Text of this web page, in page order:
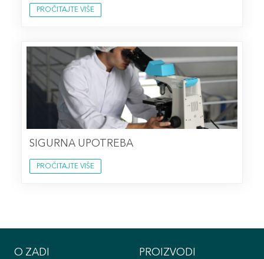
PROČITAJTE VIŠE
SIGURNA UPOTREBA
PROČITAJTE VIŠE
O ZADI PROIZVODI